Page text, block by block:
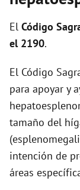
El Código
el 2190.
El Código
para apoyar y
tamaño del
intención de
áreas